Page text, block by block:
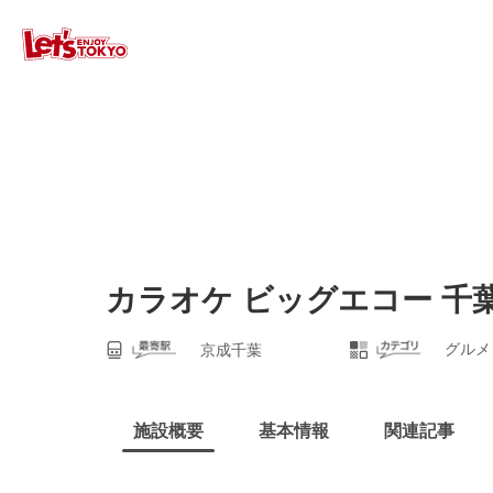
カラオケ ビッグエコー 千
京成千葉 グルメ
施設概要 基本情報 関連記事